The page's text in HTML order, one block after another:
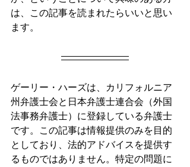
は、この記事を読まれたらいいと思い
ます。
ゲーリー・ハーズは、カリフォルニア
州弁護士会と日本弁護士連合会（外国
法事務弁護士）に登録している弁護士
です。この記事は情報提供のみを目的
としており、法的アドバイスを提供す
るものではありません。特定の問題に